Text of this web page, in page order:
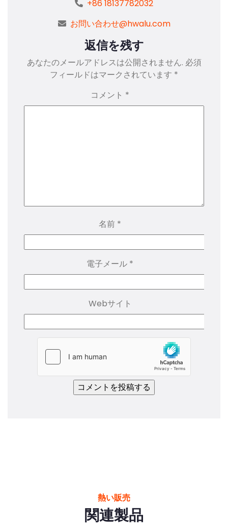
+86 18137782032
お問い合わせ@hwalu.com
返信を残す
あなたのメールアドレスは公開されません. 必須
フィールドはマークされています *
コメント *
名前 *
電子メール *
Webサイト
熱い販売
関連製品